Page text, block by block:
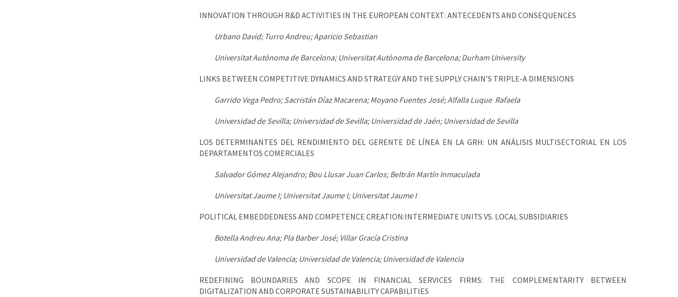
INNOVATION THROUGH R&D ACTIVITIES IN THE EUROPEAN CONTEXT: ANTECEDENTS AND CONSEQUENCES
Urbano David; Turro Andreu; Aparicio Sebastian
Universitat Autònoma de Barcelona; Universitat Autònoma de Barcelona; Durham University
LINKS BETWEEN COMPETITIVE DYNAMICS AND STRATEGY AND THE SUPPLY CHAIN’S TRIPLE-A DIMENSIONS
Garrido Vega Pedro; Sacristán Díaz Macarena; Moyano Fuentes José; Alfalla Luque Rafaela
Universidad de Sevilla; Universidad de Sevilla; Universidad de Jaén; Universidad de Sevilla
LOS DETERMINANTES DEL RENDIMIENTO DEL GERENTE DE LÍNEA EN LA GRH: UN ANÁLISIS MULTISECTORIAL EN LOS
DEPARTAMENTOS COMERCIALES
Salvador Gómez Alejandro; Bou Llusar Juan Carlos; Beltrán Martín Inmaculada
Universitat Jaume I; Universitat Jaume I; Universitat Jaume I
POLITICAL EMBEDDEDNESS AND COMPETENCE CREATION:INTERMEDIATE UNITS VS. LOCAL SUBSIDIARIES
Botella Andreu Ana; Pla Barber José; Villar Gracía Cristina
Universidad de Valencia; Universidad de Valencia; Universidad de Valencia
REDEFINING BOUNDARIES AND SCOPE IN FINANCIAL SERVICES FIRMS: THE COMPLEMENTARITY BETWEEN
DIGITALIZATION AND CORPORATE SUSTAINABILITY CAPABILITIES